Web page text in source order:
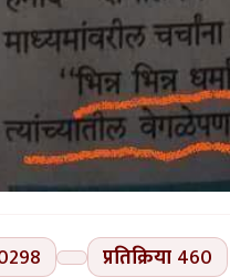
प्रतिक्रिया 460